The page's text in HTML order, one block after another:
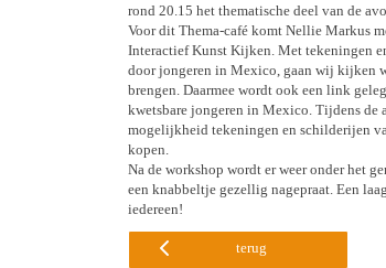
rond 20.15 het thematische deel van de
Voor dit Thema-café komt Nellie Markus
Interactief Kunst Kijken. Met tekeningen
door jongeren in Mexico, gaan wij kijken
brengen. Daarmee wordt ook een link
kwetsbare jongeren in Mexico. Tijdens de
mogelijkheid tekeningen en schilderijen
kopen.
Na de workshop wordt er weer onder het
een knabbeltje gezellig nagepraat. Een
iedereen!
terug